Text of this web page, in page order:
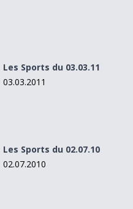
Les Sports du 03.03.11
03.03.2011
Les Sports du 02.07.10
02.07.2010